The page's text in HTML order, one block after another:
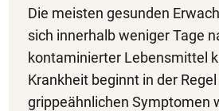
Die meisten gesunden
sich innerhalb weniger Tage
kontaminierter Lebensmittel
Krankheit beginnt in der
grippeähnlichen Symptomen